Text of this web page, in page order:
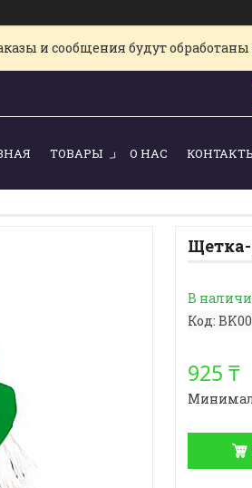
и сообщения будут обработаны
ТОВАРЫ О НАС
В
Код:
925 ₸